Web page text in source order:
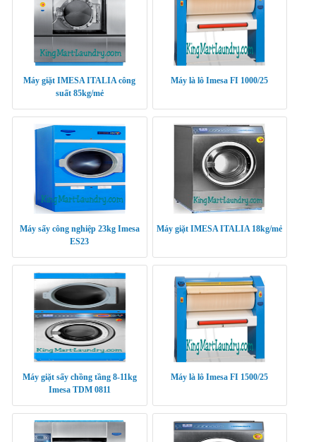
Máy giặt IMESA ITALIA công
suất 85kg/mẻ
Máy là lô Imesa FI 1000/25
Máy sấy công nghiệp 23kg Imesa
ES23
Máy giặt IMESA ITALIA 18kg/mẻ
Máy giặt sấy chồng tầng 8-11kg
Imesa TDM 0811
Máy là lô Imesa FI 1500/25